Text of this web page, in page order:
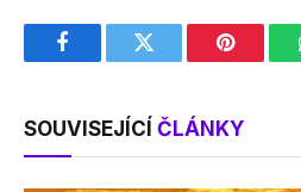
FacebookTwitter Pinterest
SOUVISEJÍCÍ ČLÁNKY